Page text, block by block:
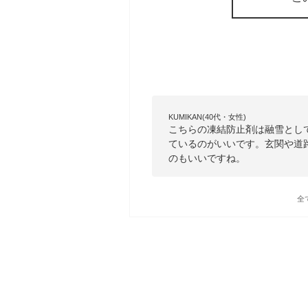
KUMIKAN(40代・女性)
こちらの凍結防止剤は融雪と
ているのがいいです。玄関や
のもいいですね。
全